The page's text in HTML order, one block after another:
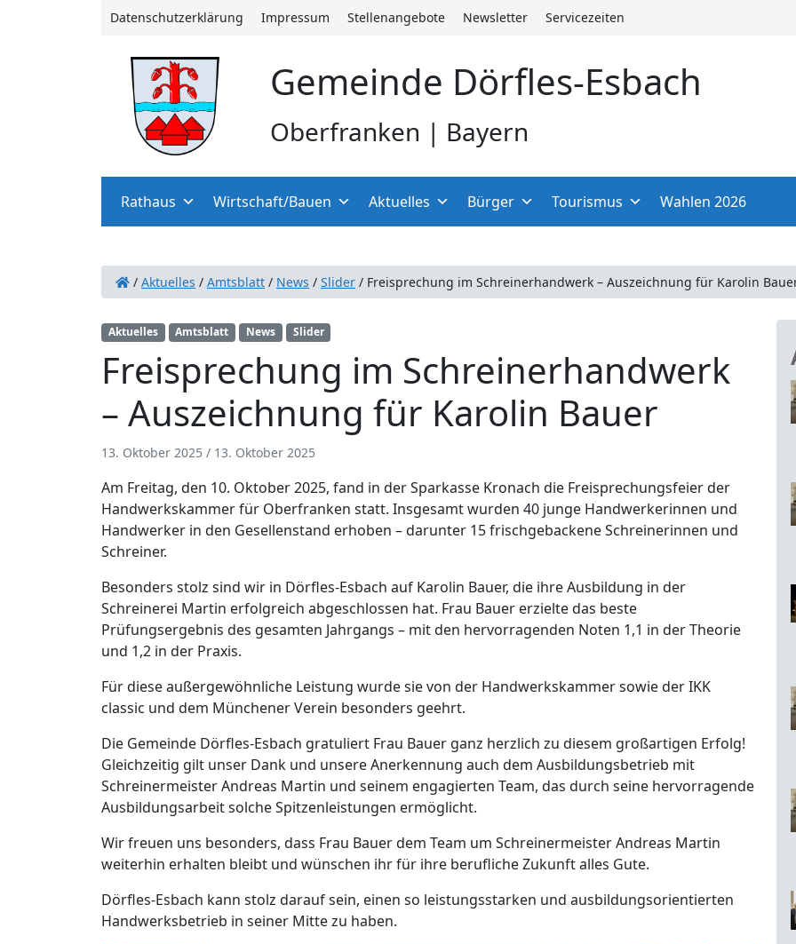
Datenschutzerklärung Impressum Stellenangebote Newsletter Servicezeiten
Gemeinde Dörfles-Esbach
Oberfranken | Bayern
Rathaus Wirtschaft/Bauen Aktuelles Bürger Tourismus Wahlen 2026
/ Aktuelles / Amtsblatt / News / Slider / Freisprechung im Schreinerhandwerk – Auszeichnung für Karolin
Aktuelles Amtsblatt News Slider
Freisprechung im Schreinerhandwerk
– Auszeichnung für Karolin Bauer
13. Oktober 2025 / 13. Oktober 2025
Am Freitag, den 10. Oktober 2025, fand in der Sparkasse Kronach die Freisprechungsfeier der
Handwerkskammer für Oberfranken statt. Insgesamt wurden 40 junge Handwerkerinnen und
Handwerker in den Gesellenstand erhoben – darunter 15 frischgebackene Schreinerinnen und
Schreiner.
Besonders stolz sind wir in Dörfles-Esbach auf Karolin Bauer, die ihre Ausbildung in der
Schreinerei Martin erfolgreich abgeschlossen hat. Frau Bauer erzielte das beste
Prüfungsergebnis des gesamten Jahrgangs – mit den hervorragenden Noten 1,1 in der Theorie
und 1,2 in der Praxis.
Für diese außergewöhnliche Leistung wurde sie von der Handwerkskammer sowie der IKK
classic und dem Münchener Verein besonders geehrt.
Die Gemeinde Dörfles-Esbach gratuliert Frau Bauer ganz herzlich zu diesem großartigen Erfolg!
Gleichzeitig gilt unser Dank und unsere Anerkennung auch dem Ausbildungsbetrieb mit
Schreinermeister Andreas Martin und seinem engagierten Team, das durch seine hervorragende
Ausbildungsarbeit solche Spitzenleistungen ermöglicht.
Wir freuen uns besonders, dass Frau Bauer dem Team um Schreinermeister Andreas Martin
weiterhin erhalten bleibt und wünschen ihr für ihre berufliche Zukunft alles Gute.
Dörfles-Esbach kann stolz darauf sein, einen so leistungsstarken und ausbildungsorientierten
Handwerksbetrieb in seiner Mitte zu haben.